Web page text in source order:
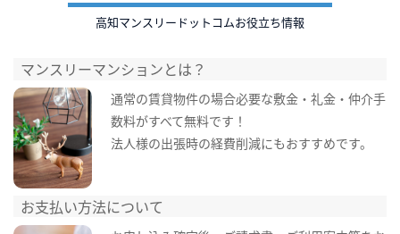
高知マンスリードットコムお役立ち情報
マンスリーマンションとは？
通常の賃貸物件の場合必要な敷金・礼金・仲介手
数料がすべて無料です！
法人様の出張時の経費削減にもおすすめです。
お支払い方法について